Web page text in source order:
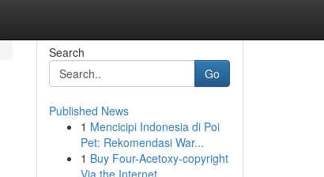
Search
Go
Published News
1 Mencicipi Indonesia di Poi
Pet: Rekomendasi War...
1 Buy Four-Acetoxy-copyright
Via the Internet...